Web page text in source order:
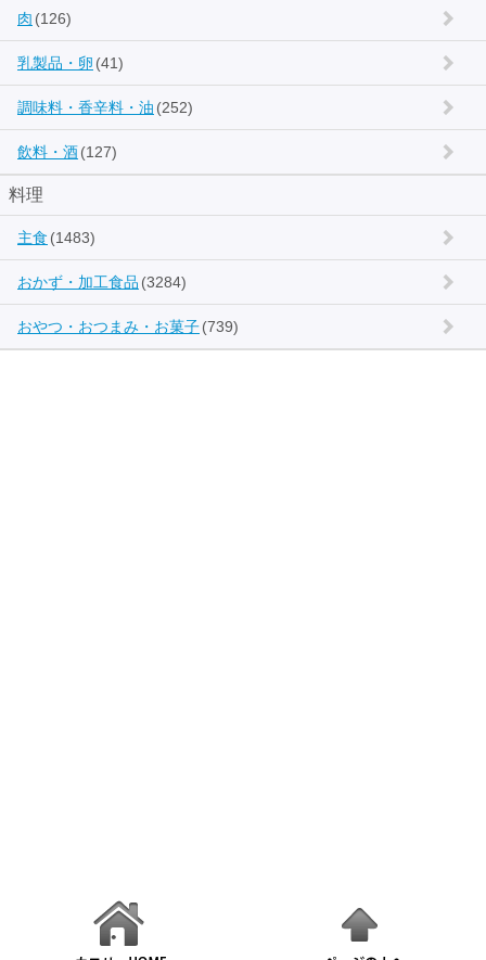
肉 (126)
乳製品・卵 (41)
調味料・香辛料・油 (252)
飲料・酒(127)
料理
主食 (1483)
おかず・加工食品 (3284)
おやつ・おつまみ・お菓子(739)